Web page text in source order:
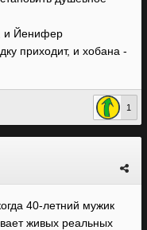
и Йенифер
приходит, и хобана -
1
40-летний мужик
живых реальных